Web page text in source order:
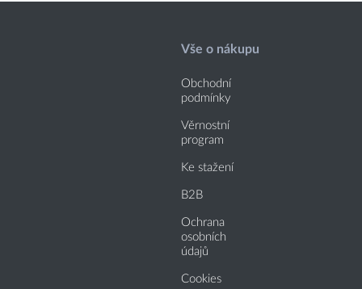
Vše o nákupu
Obchodní
podmínky
Věrnostní
program
Ke stažení
B2B
Ochrana
osobních
údajů
Cookies